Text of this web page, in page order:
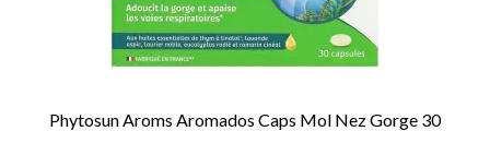
Phytosun Aroms Aromados Caps Mol Nez Gorge 30